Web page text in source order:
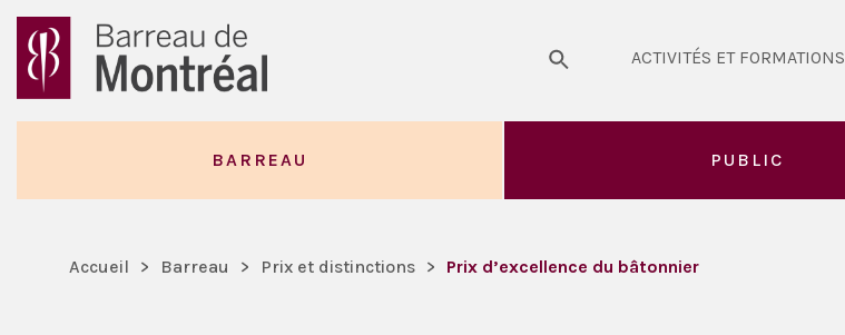
ACTIVITÉS ET FORMATIONS
BARREAU PUBLIC
Accueil > Barreau > Prix et distinctions > Prix d’excellence du bâtonnier